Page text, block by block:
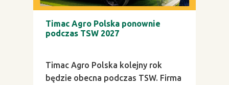
Timac Agro Polska ponownie
podczas TSW 2027
Timac Agro Polska kolejny rok
będzie obecna podczas TSW. Firma